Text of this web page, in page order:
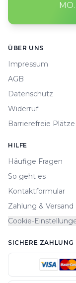
ÜBER UNS
Impressum
AGB
Datenschutz
Widerruf
Barrierefreie Plätze
HILFE
Häufige Fragen
So geht es
Kontaktformular
Zahlung & Versand
Cookie-
SICHERE ZAHLUNG